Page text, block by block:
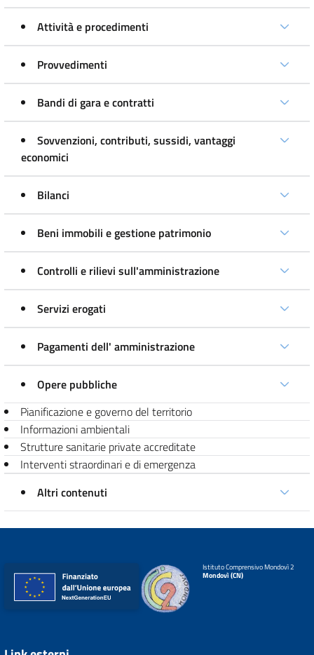
Attività e procedimenti
Provvedimenti
Bandi di gara e contratti
Sovvenzioni, contributi, sussidi, vantaggi
economici
Bilanci
Beni immobili e gestione patrimonio
Controlli e rilievi sull'amministrazione
Servizi erogati
Pagamenti dell' amministrazione
Opere pubbliche
Pianificazione e governo del territorio
Informazioni ambientali
Strutture sanitarie private accreditate
Interventi straordinari e di emergenza
Altri contenuti
Istituto Comprensivo Mondovì 2
Mondovì (CN)